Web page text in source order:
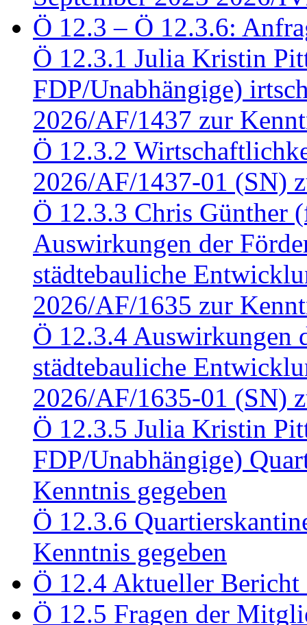
Ö 12.3 – Ö 12.3.6:
Ö 12.3.1 Julia Kristin
FDP/Unabhängige)
2026/AF/1437 zur
Ö 12.3.2
2026/AF/1437-01 (SN)
Ö 12.3.3 Chris Günther
Auswirkungen der
städtebauliche
2026/AF/1635 zur
Ö 12.3.4 Auswirkungen
städtebauliche
2026/AF/1635-01 (SN)
Ö 12.3.5 Julia Kristin
FDP/Unabhängige)
Kenntnis gegeben
Ö 12.3.6
Kenntnis gegeben
Ö 12.4 Aktueller Bericht
Ö 12.5 Fragen der